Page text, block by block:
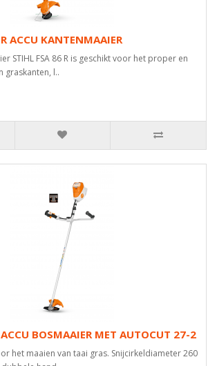
ACCU KANTENMAAIER
STIHL FSA 86 R is geschikt voor het proper en
graskanten, l..
BOSMAAIER MET AUTOCUT 27-2
het maaien van taai gras. Snijcirkeldiameter 260